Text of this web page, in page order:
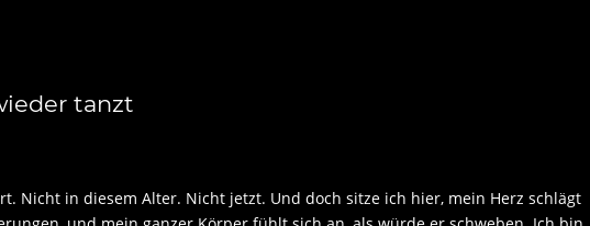
tanzt
Nicht in diesem Alter. Nicht jetzt. Und doch sitze ich hier, mein Herz schlägt